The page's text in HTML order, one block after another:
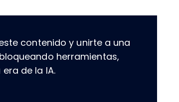
contenido y unirte a una
herramientas,
de la IA.